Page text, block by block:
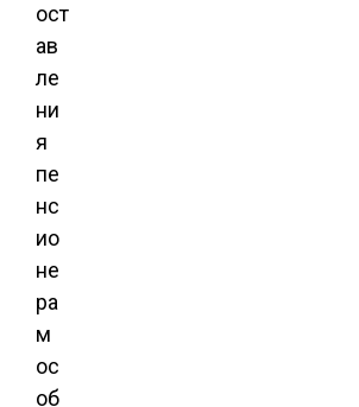
ост
ав
ле
ни
я
пе
нс
ио
не
ра
м
ос
об